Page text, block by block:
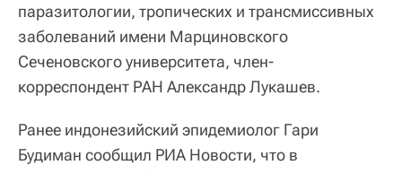
паразитологии, тропических и трансмиссивных
заболеваний имени Марциновского
Сеченовского университета, член-
корреспондент РАН Александр Лукашев.
Ранее индонезийский эпидемиолог Гари
Будиман сообщил РИА Новости, что в